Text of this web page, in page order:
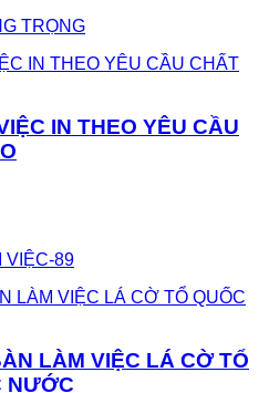
TRỌNG
IN THEO YÊU CẦU
VIỆC-89
LÀM VIỆC LÁ CỜ TỔ
NƯỚC